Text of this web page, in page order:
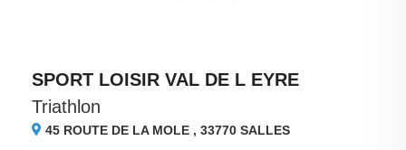
SPORT LOISIR VAL DE L EYRE
Triathlon
45 ROUTE DE LA MOLE , 33770 SALLES